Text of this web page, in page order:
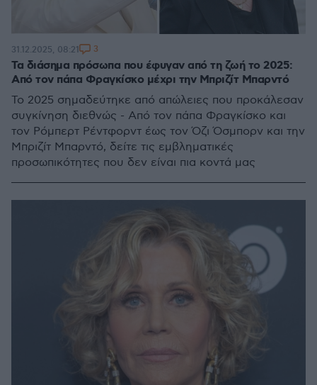
Τα διάσημα πρόσωπα που έφυγαν από τη ζωή το 2025:
Από τον πάπα Φραγκίσκο μέχρι την Μπριζίτ Μπαρντό
Το 2025 σημαδεύτηκε από απώλειες που προκάλεσαν
συγκίνηση διεθνώς - Από τον πάπα Φραγκίσκο και
τον Ρόμπερτ Ρέντφορντ έως τον Όζι Όσμπορν και την
Μπριζίτ Μπαρντό, δείτε τις εμβληματικές
προσωπικότητες που δεν είναι πια κοντά μας
31.12.2025, 08:21 3